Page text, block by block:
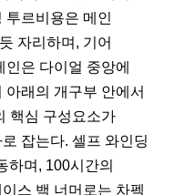
투르비용은 메인
자리하며, 기어
은 다이얼 중앙에
래의 개구부 안에서
핵심 구성요소가
잡는다. 셀프 와인딩
하며, 100시간의
스 백 너머로는 차펙